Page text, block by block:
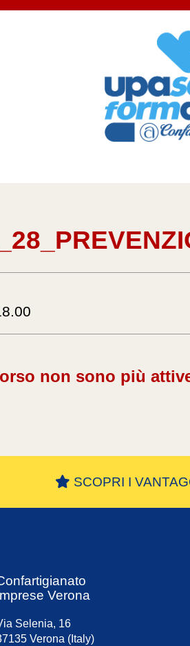
non sono più
SCOPRI I
Verona
Selenia, 16
Verona (Italy)